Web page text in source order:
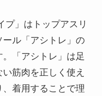
プ」はトップアスリ
ル「アシトレ」の
「アシトレ」は足
筋肉を正しく使え
着用することで理